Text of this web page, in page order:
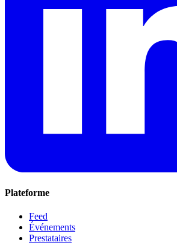
Plateforme
Feed
Événements
Prestataires